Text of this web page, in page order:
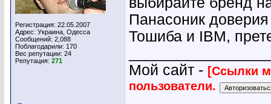
Регистрация: 22.05.2007
Адрес: Украина, Одесса
Сообщений: 2,088
Поблагодарили: 170
Вес репутации: 24
Репутация: 271
Панасоник
Тошиба и IBM,
Мой сайт - [Ссылки
пользователи.